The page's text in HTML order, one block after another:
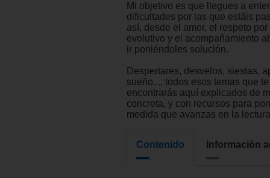
Mi objetivo es que llegues a
dificultades por las que estáis
así, desde el amor, el respeto
evolutivo y el acompañamiento
ir poniéndoles solución.
Despertares, desvelos, siestas,
sueño..., todos esos temas que
encontrarás aquí explicados de
concreta, y con recursos para
medida que avanzas en la
Contenido Información